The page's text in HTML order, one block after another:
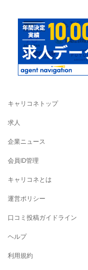
キャリコネトップ
求人
企業ニュース
会員ID管理
キャリコネとは
運営ポリシー
口コミ投稿ガイドライン
ヘルプ
利用規約